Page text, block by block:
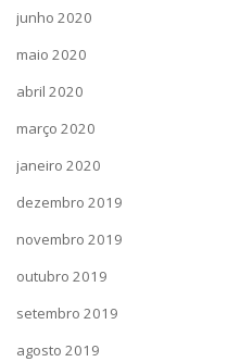
junho 2020
maio 2020
abril 2020
março 2020
janeiro 2020
dezembro 2019
novembro 2019
outubro 2019
setembro 2019
agosto 2019